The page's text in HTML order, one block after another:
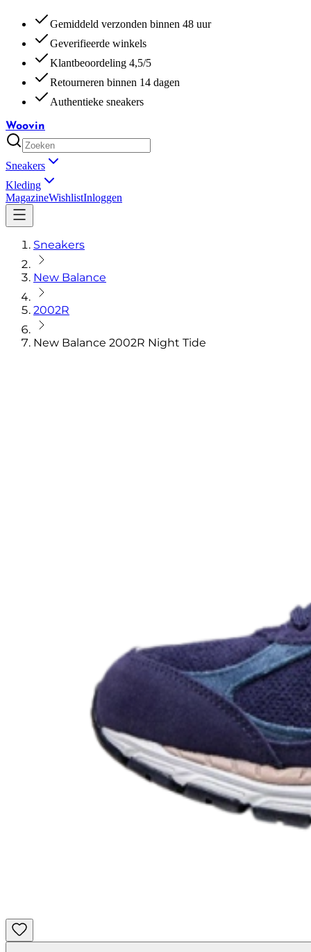
Gemiddeld verzonden binnen 48 uur
Geverifieerde winkels
Klantbeoordeling 4,5/5
Retourneren binnen 14 dagen
Authentieke sneakers
Woovin
Sneakers
Kleding
MagazineWishlistInloggen
Sneakers
New Balance
2002R
New Balance 2002R Night Tide